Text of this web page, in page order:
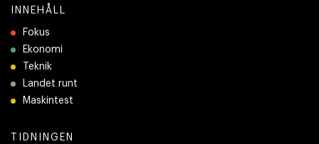
INNEHÅLL
Fokus
Ekonomi
Teknik
Landet runt
Maskintest
TIDNINGEN